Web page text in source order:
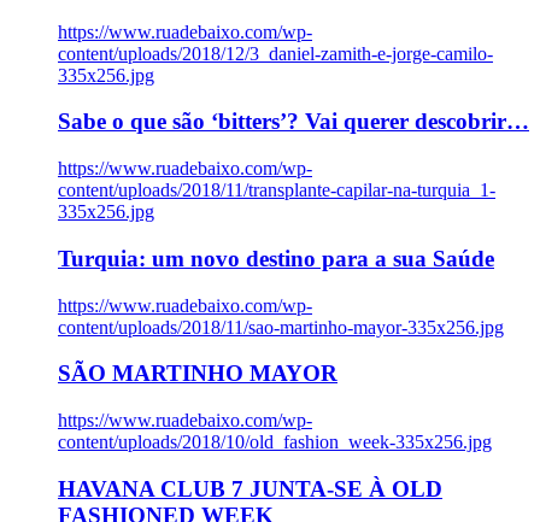
https://www.ruadebaixo.com/wp-
content/uploads/2018/12/3_daniel-zamith-e-jorge-camilo-
335x256.jpg
Sabe o que são ‘bitters’? Vai querer descobrir…
https://www.ruadebaixo.com/wp-
content/uploads/2018/11/transplante-capilar-na-turquia_1-
335x256.jpg
Turquia: um novo destino para a sua Saúde
https://www.ruadebaixo.com/wp-
content/uploads/2018/11/sao-martinho-mayor-335x256.jpg
SÃO MARTINHO MAYOR
https://www.ruadebaixo.com/wp-
content/uploads/2018/10/old_fashion_week-335x256.jpg
HAVANA CLUB 7 JUNTA-SE À OLD
FASHIONED WEEK